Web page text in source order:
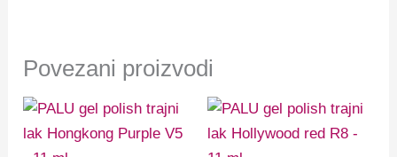
Povezani proizvodi